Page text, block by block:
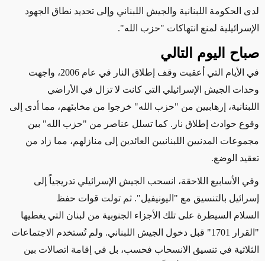
لدى الحكومة اللبنانية والجيش اللبناني وإلى تحديد نطاق الجهود
الإسرائيلية لمنع انتهاكات "حزب الله".
صباح اليوم التالي
في الأيام التي أعقبت وقف إطلاق النار في عام 2006، واجهت
وحدات الجيش الإسرائيلي التي كانت لا تزال في الأراضي
اللبنانية، إرهابيين من "حزب الله" خرجوا من مخابئهم، مما أدى إلى
وقوع حوادث إطلاق نار. كما تسلل عناصر من "حزب الله" بين
مجموعات المدنيين اللبنانيين العائدين إلى منازلهم، مما زاد من
تعقيد الوضع.
وفي الأسابيع اللاحقة، انسحب الجيش الإسرائيلي تدريجياً إلى
إسرائيل بالتنسيق مع "اليونيفيل". ثم تولت قوات حفظ
السلام السيطرة على تلك الأجزاء الجنوبية من لبنان التي يغطيها
"القرار 1701" قبل دخول الجيش اللبناني. ولم تُستخدم الاجتماعات
الثلاثية في تنسيق الانسحاب فحسب، بل في إقامة اتصالات بين